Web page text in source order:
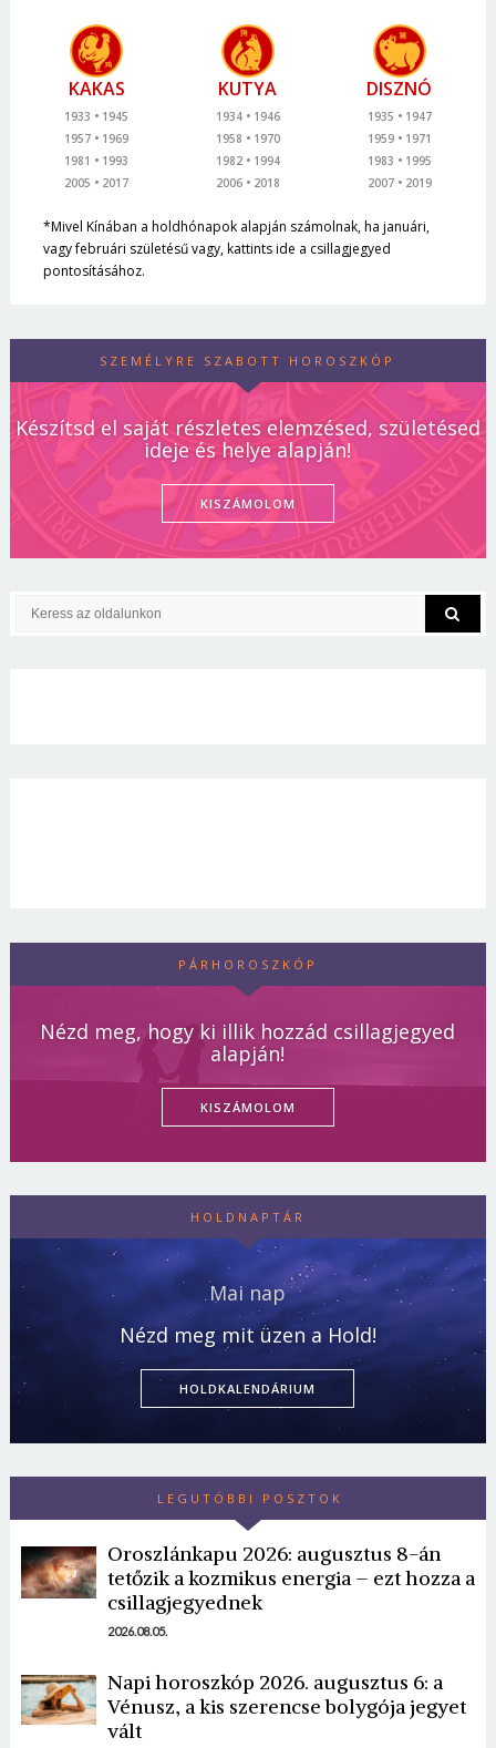
KAKAS
1933
1945
1957
1969
1981
1993
2005
2017
KUTYA
1934
1946
1958
1970
1982
1994
2006
2018
DISZNÓ
1935
1947
1959
1971
1983
1995
2007
2019
*Mivel Kínában a holdhónapok alapján számolnak, ha januári,
vagy februári születésű vagy, kattints ide a csillagjegyed
pontosításához.
SZEMÉLYRE SZABOTT HOROSZKÓP
Készítsd el saját részletes elemzésed, születésed
ideje és helye alapján!
KISZÁMOLOM
PÁRHOROSZKÓP
Nézd meg, hogy ki illik hozzád csillagjegyed
alapján!
KISZÁMOLOM
HOLDNAPTÁR
Mai nap
Nézd meg mit üzen a Hold!
HOLDKALENDÁRIUM
LEGUTÓBBI POSZTOK
Oroszlánkapu 2026: augusztus 8-án
tetőzik a kozmikus energia – ezt hozza a
csillagjegyednek
2026.08.05.
Napi horoszkóp 2026. augusztus 6: a
Vénusz, a kis szerencse bolygója jegyet
vált
Borsonline bejelentkezés